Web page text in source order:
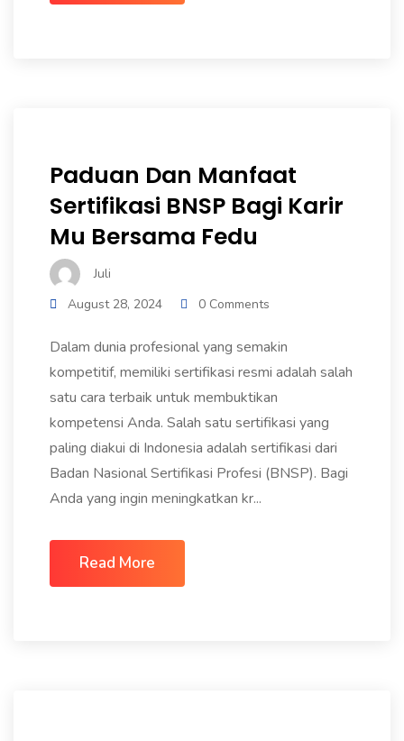
Paduan Dan Manfaat
Sertifikasi BNSP Bagi Karir
Mu Bersama Fedu
Juli
August 28, 2024
0 Comments
Dalam dunia profesional yang semakin
kompetitif, memiliki sertifikasi resmi adalah salah
satu cara terbaik untuk membuktikan
kompetensi Anda. Salah satu sertifikasi yang
paling diakui di Indonesia adalah sertifikasi dari
Badan Nasional Sertifikasi Profesi (BNSP). Bagi
Anda yang ingin meningkatkan kr...
Read More